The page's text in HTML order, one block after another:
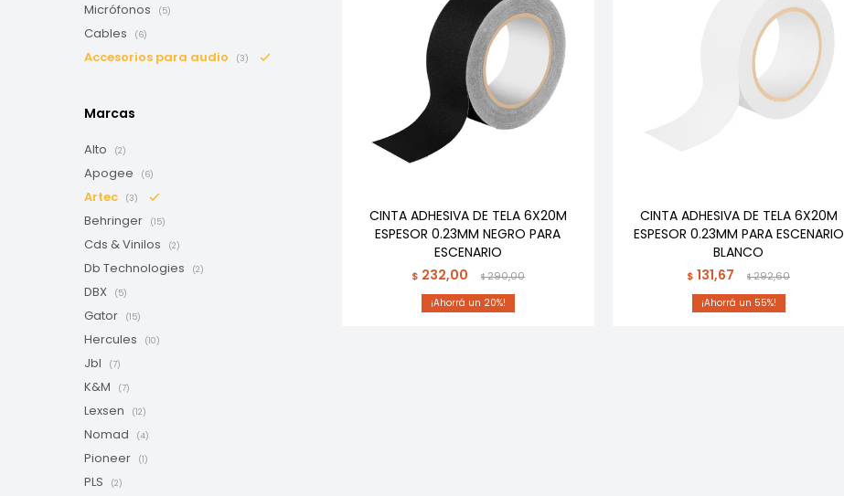
CINTA ADHESIVA DE TELA 6X20M
ESPESOR 0.23MM NEGRO PARA
ESCENARIO
$ 232,00 $290,00
20
CINTA ADHESIVA DE TELA 6X20M
ESPESOR 0.23MM PARA ESCENARIO
BLANCO
$ 131,67 $292,60
55
Micrófonos (5)
Cables (6)
Accesorios para audio (3)
Marcas
Alto (2)
Apogee (6)
Artec (3)
Behringer (15)
Cds & Vinilos (2)
Db Technologies (2)
DBX (5)
Gator (15)
Hercules (10)
Jbl (7)
K&M (7)
Lexsen (12)
Nomad (4)
Pioneer (1)
PLS (2)